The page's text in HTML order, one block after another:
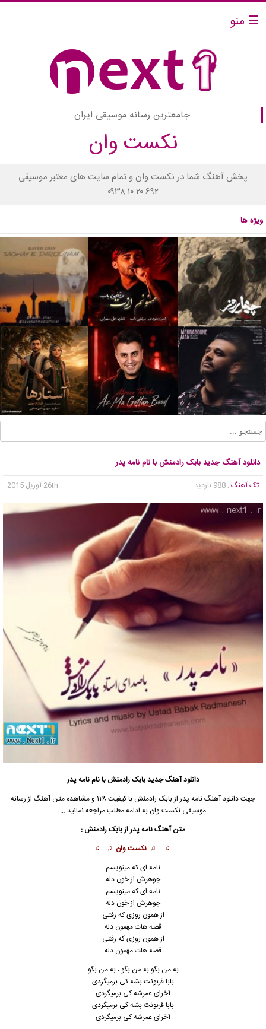
☰ منو
جامعترین رسانه موسیقی ایران
نکست وان
پخش آهنگ شما در نکست وان و تمام سایت های معتبر موسیقی
۰۹۳۸ ۱۰ ۲۰ ۶۹۲
ویژه ها
دانلود آهنگ جدید بابک رادمنش با نام نامه پدر
تک آهنگ , 988 بازدید 26th آوریل 2015
دانلود آهنگ جدیدبابک رادمنش با نام نامه پدر
جهت دانلود آهنگ نامه پدر ازبابک رادمنش
با کیفیت ۱۲۸ و مشاهده متن آهنگ از رسانه
موسیقی نکست وان به ادامه مطلب مراجعه نمائید …
متن آهنگ نامه پدر از بابک رادمنش :
♫ ♫ نکست وان ♫ ♫
نامه ای که مینویسم
جوهرش از خون دله
نامه ای که مینویسم
جوهرش از خون دله
از همون روزی که رفتی
قصه هات مهمون دله
از همون روزی که رفتی
قصه هات مهمون دله
به من بگو به من بگو ، به من بگو
بابا قربونت بشه کی برمیگردی
آخرای عمرشه کی برمیگردی
بابا قربونت بشه کی برمیگردی
آخرای عمرشه کی برمیگردی